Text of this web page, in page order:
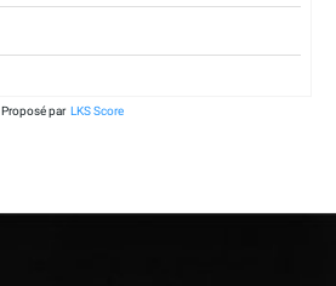
Proposé par LKS Score